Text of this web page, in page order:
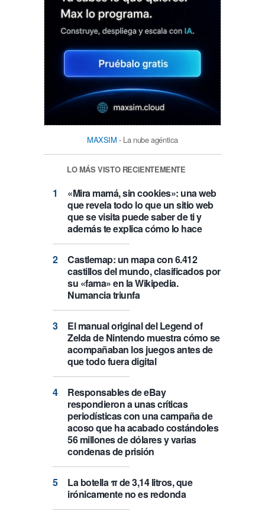
MAXSIM - La nube agéntica
LO MÁS VISTO RECIENTEMENTE
«Mira mamá, sin cookies»: una web
que revela todo lo que un sitio web
que se visita puede saber de ti y
además te explica cómo lo hace
Castlemap: un mapa con 6.412
castillos del mundo, clasificados por
su «fama» en la Wikipedia.
Numancia triunfa
El manual original del Legend of
Zelda de Nintendo muestra cómo se
acompañaban los juegos antes de
que todo fuera digital
Responsables de eBay
respondieron a unas críticas
periodísticas con una campaña de
acoso que ha acabado costándoles
56 millones de dólares y varias
condenas de prisión
La botella π de 3,14 litros, que
irónicamente no es redonda